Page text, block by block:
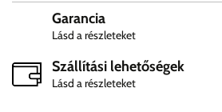
Garancia
Lásd a részleteket
Szállítási lehetőségek
Lásd a részleteket